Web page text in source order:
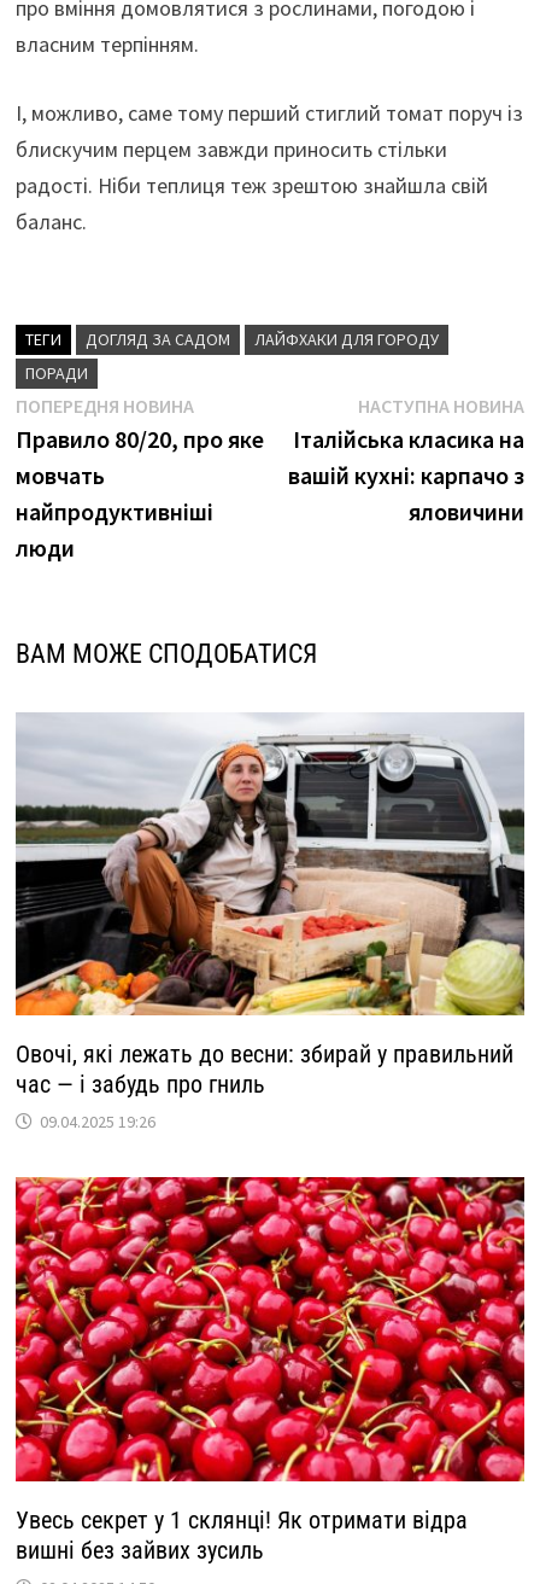
про вміння домовлятися з рослинами, погодою і
власним терпінням.
І, можливо, саме тому перший стиглий томат поруч із
блискучим перцем завжди приносить стільки
радості. Ніби теплиця теж зрештою знайшла свій
баланс.
ТЕГИ ДОГЛЯД ЗА САДОМ
ЛАЙФХАКИ ДЛЯ ГОРОДУ
ПОРАДИ
Навігація
записів
ПОПЕРЕДНЯ НОВИНАПопередня
новина
Правило 80/20, про яке
мовчать
найпродуктивніші
люди
НАСТУПНА НОВИНА
Італійська класика на
вашій кухні: карпачо з
яловичини
ВАМ МОЖЕ СПОДОБАТИСЯ
Овочі, які лежать до весни: збирай у правильний
час — і забудь про гниль
09.04.2025 19:26
Увесь секрет у 1 склянці! Як отримати відра
вишні без зайвих зусиль